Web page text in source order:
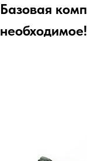
Базовая
необходимое!